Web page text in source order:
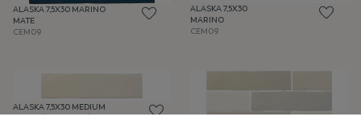
ALASKA 7,5X30 MARINO
MATE
CEM09
ALASKA 7,5X30
MARINO
CEM09
ALASKA 7,5X30 MEDIUM